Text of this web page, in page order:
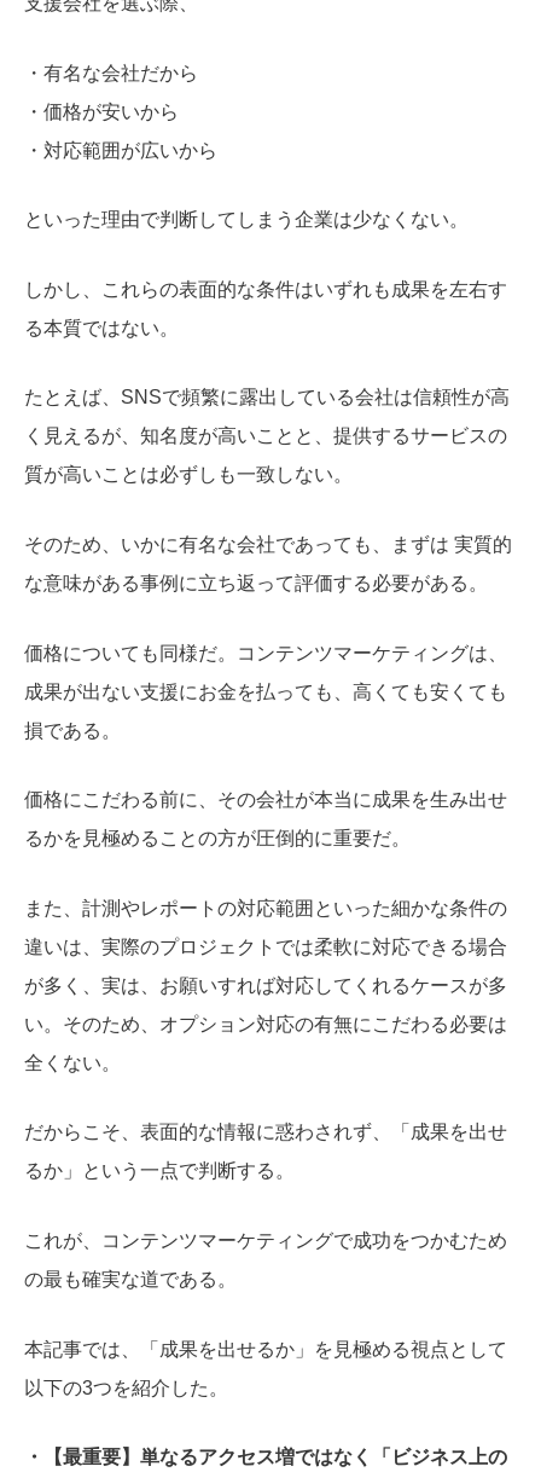
・有名な会社だから
・価格が安いから
・対応範囲が広いから
といった理由で判断してしまう企業は少なくない。
しかし、これらの表面的な条件はいずれも成果を左右す
る本質ではない。
たとえば、SNSで頻繁に露出している会社は信頼性が高
く見えるが、知名度が高いことと、提供するサービスの
質が高いことは必ずしも一致しない。
そのため、いかに有名な会社であっても、まずは 実質的
な意味がある事例に立ち返って評価する必要がある。
価格についても同様だ。コンテンツマーケティングは、
成果が出ない支援にお金を払っても、高くても安くても
損である。
価格にこだわる前に、その会社が本当に成果を生み出せ
るかを見極めることの方が圧倒的に重要だ。
また、計測やレポートの対応範囲といった細かな条件の
違いは、実際のプロジェクトでは柔軟に対応できる場合
が多く、実は、お願いすれば対応してくれるケースが多
い。そのため、オプション対応の有無にこだわる必要は
全くない。
だからこそ、表面的な情報に惑わされず、「成果を出せ
るか」という一点で判断する。
これが、コンテンツマーケティングで成功をつかむため
の最も確実な道である。
本記事では、「成果を出せるか」を見極める視点として
以下の3つを紹介した。
・【最重要】単なるアクセス増ではなく「ビジネス上の